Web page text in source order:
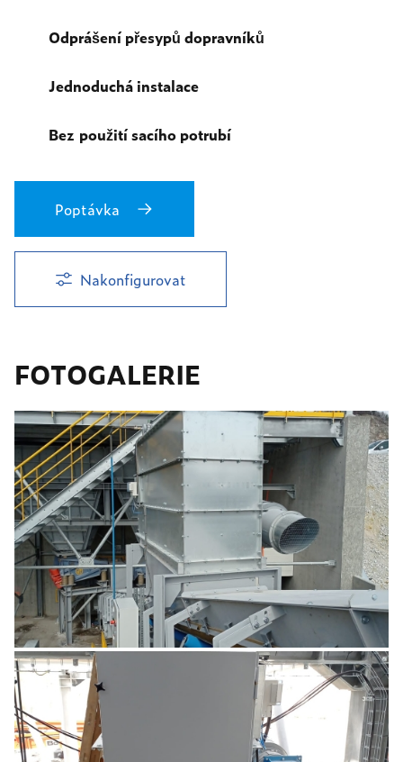
Odprášení přesypů dopravníků
Jednoduchá instalace
Bez použití sacího potrubí
Poptávka
Nakonfigurovat
FOTOGALERIE